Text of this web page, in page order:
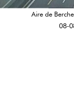
Aire de
08-